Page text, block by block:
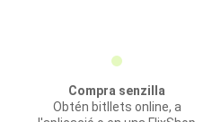
Compra senzilla
Obtén bitllets online, a